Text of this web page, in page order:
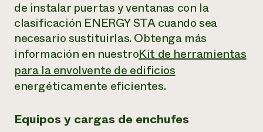
de instalar puertas y ventanas con la
clasificación ENERGY STA cuando sea
necesario sustituirlas. Obtenga más
información en nuestroKit de herramientas
para la envolvente de edificios
energéticamente eficientes.
Equipos y cargas de enchufes